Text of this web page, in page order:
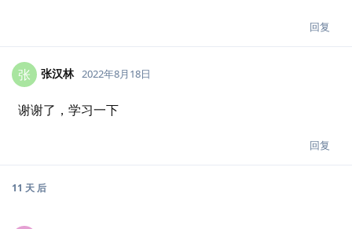
回复
张 张汉林 2022年8月18日
谢谢了，学习一下
回复
11 天后